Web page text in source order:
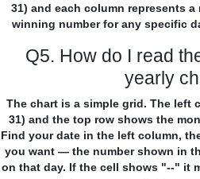
31) and each column represents
winning number for any specific
Q5. How do I read
yearly
The chart is a simple grid. The left
31) and the top row shows the
Find your date in the left column,
you want — the number shown in
on that day. If the cell shows "--" it